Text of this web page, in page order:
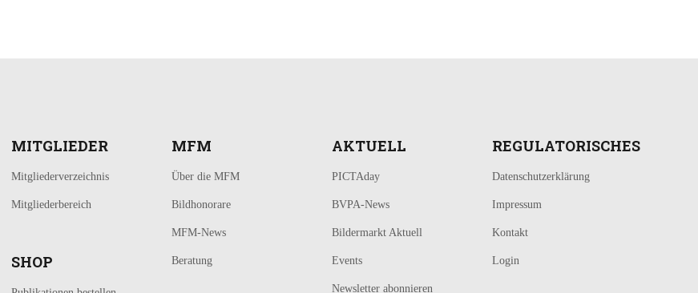
MITGLIEDER
Mitgliederverzeichnis
Mitgliederbereich
SHOP
MFM
Über die MFM
Bildhonorare
MFM-News
Beratung
AKTUELL
PICTAday
BVPA-News
Bildermarkt Aktuell
Events
Newsletter abonnieren
REGULATORISCHES
Datenschutzerklärung
Impressum
Kontakt
Login